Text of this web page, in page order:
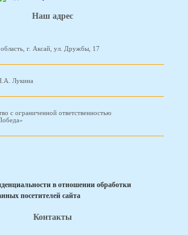
Наш адрес
г. Аксай, ул. Дружбы, 17
Лукина
с ограниченной ответственностью
в отношении обработки
посетителей сайта
Контакты